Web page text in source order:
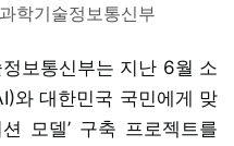
학기술정보통신부
보통신부는 지난 6월 소
와 대한민국 국민에게 맞
모델’ 구축 프로젝트를